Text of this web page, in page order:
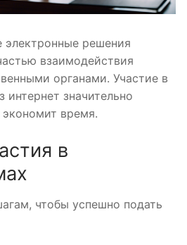
решения
взаимодействия
органами. Участие в
интернет значительно
время.
в
чтобы успешно подать